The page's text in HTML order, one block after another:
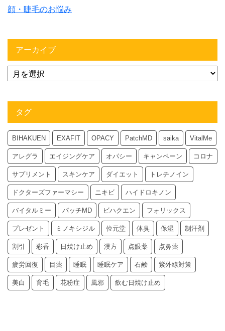
顔・睫毛のお悩み
アーカイブ
タグ
BIHAKUEN EXAFIT OPACY PatchMD saika VitalMe
アレグラ エイジングケア オパシー キャンペーン コロナ
サプリメント スキンケア ダイエット トレチノイン
ドクターズファーマシー ニキビ ハイドロキノン
バイタルミー パッチMD ビハクエン フォリックス
プレゼント ミノキシジル 位元堂 体臭 保湿 制汗剤
割引 彩香 日焼け止め 漢方 点眼薬 点鼻薬
疲労回復 目薬 睡眠 睡眠ケア 石鹸 紫外線対策
美白 育毛 花粉症 風邪 飲む日焼け止め